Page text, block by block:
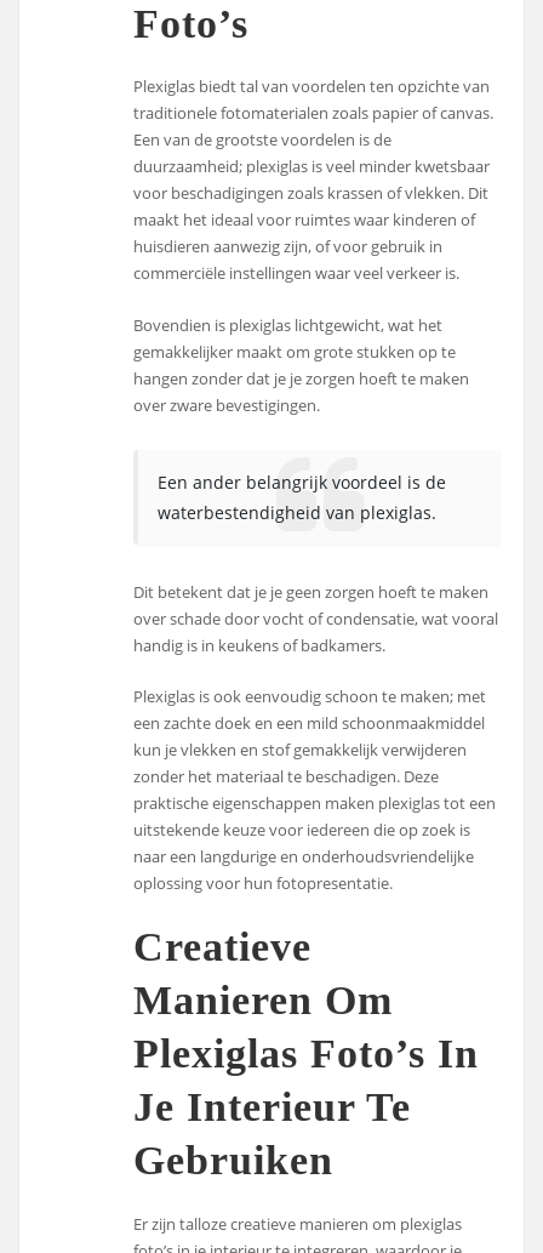
Foto’s
Plexiglas biedt tal van voordelen ten opzichte van
traditionele fotomaterialen zoals papier of canvas.
Een van de grootste voordelen is de
duurzaamheid; plexiglas is veel minder kwetsbaar
voor beschadigingen zoals krassen of vlekken. Dit
maakt het ideaal voor ruimtes waar kinderen of
huisdieren aanwezig zijn, of voor gebruik in
commerciële instellingen waar veel verkeer is.
Bovendien is plexiglas lichtgewicht, wat het
gemakkelijker maakt om grote stukken op te
hangen zonder dat je je zorgen hoeft te maken
over zware bevestigingen.
Een ander belangrijk voordeel is de
waterbestendigheid van plexiglas.
Dit betekent dat je je geen zorgen hoeft te maken
over schade door vocht of condensatie, wat vooral
handig is in keukens of badkamers.
Plexiglas is ook eenvoudig schoon te maken; met
een zachte doek en een mild schoonmaakmiddel
kun je vlekken en stof gemakkelijk verwijderen
zonder het materiaal te beschadigen. Deze
praktische eigenschappen maken plexiglas tot een
uitstekende keuze voor iedereen die op zoek is
naar een langdurige en onderhoudsvriendelijke
oplossing voor hun fotopresentatie.
Creatieve
Manieren Om
Plexiglas Foto’s In
Je Interieur Te
Gebruiken
Er zijn talloze creatieve manieren om plexiglas